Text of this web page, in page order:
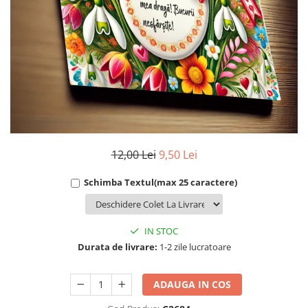
Cadouri Fiu/Fiică
Cadouri Bunici
Cadouri Cumnați
Cadouri Pisici/Câini
Cadouri Meserii&Hobby
Cadouri Avocati/Juristi
Cadouri Doctori/Asistente
Cadouri Farmacisti
Cadouri Motociclisti
Cadouri Pescar
12,00 Lei 9,50 Lei
Schimba Textul(max 25 caractere)
IN STOC
Durata de livrare: 1-2 zile lucratoare
ADAUGA IN COS